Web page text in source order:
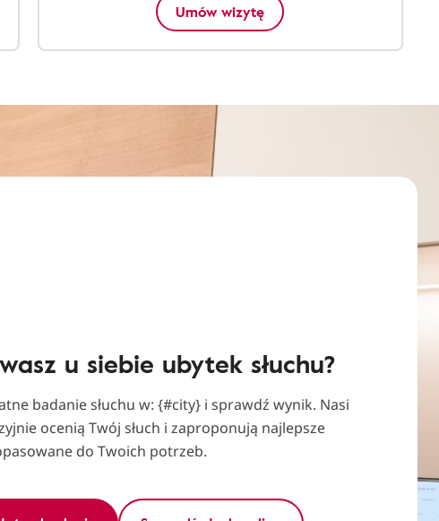
Umów wizytę
u siebie ubytek słuchu?
badanie słuchu w: {#city} i sprawdź wynik. Nasi
ocenią Twój słuch i zaproponują najlepsze
do Twoich potrzeb.